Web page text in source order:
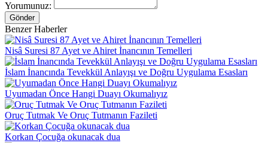
Yorumunuz:
Gönder
Benzer Haberler
Nisâ Suresi 87 Ayet ve Ahiret İnancının Temelleri
İslam İnancında Tevekkül Anlayışı ve Doğru Uygulama Esasları
Uyumadan Önce Hangi Duayı Okumalıyız
Oruç Tutmak Ve Oruç Tutmanın Fazileti
Korkan Çocuğa okunacak dua